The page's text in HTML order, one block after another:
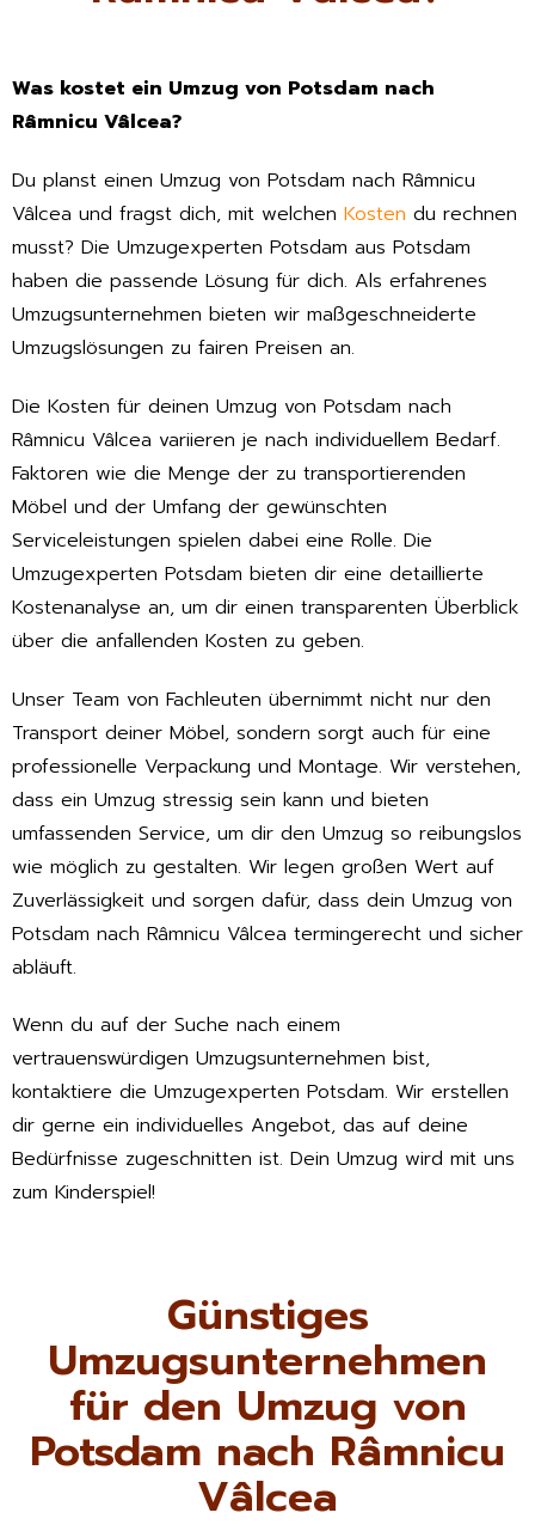
Was kostet ein Umzug von Potsdam nach
Râmnicu Vâlcea?
Du planst einen Umzug von Potsdam nach Râmnicu
Vâlcea und fragst dich, mit welchen Kosten du rechnen
musst? Die Umzugexperten Potsdam aus Potsdam
haben die passende Lösung für dich. Als erfahrenes
Umzugsunternehmen bieten wir maßgeschneiderte
Umzugslösungen zu fairen Preisen an.
Die Kosten für deinen Umzug von Potsdam nach
Râmnicu Vâlcea variieren je nach individuellem Bedarf.
Faktoren wie die Menge der zu transportierenden
Möbel und der Umfang der gewünschten
Serviceleistungen spielen dabei eine Rolle. Die
Umzugexperten Potsdam bieten dir eine detaillierte
Kostenanalyse an, um dir einen transparenten Überblick
über die anfallenden Kosten zu geben.
Unser Team von Fachleuten übernimmt nicht nur den
Transport deiner Möbel, sondern sorgt auch für eine
professionelle Verpackung und Montage. Wir verstehen,
dass ein Umzug stressig sein kann und bieten
umfassenden Service, um dir den Umzug so reibungslos
wie möglich zu gestalten. Wir legen großen Wert auf
Zuverlässigkeit und sorgen dafür, dass dein Umzug von
Potsdam nach Râmnicu Vâlcea termingerecht und sicher
abläuft.
Wenn du auf der Suche nach einem
vertrauenswürdigen Umzugsunternehmen bist,
kontaktiere die Umzugexperten Potsdam. Wir erstellen
dir gerne ein individuelles Angebot, das auf deine
Bedürfnisse zugeschnitten ist. Dein Umzug wird mit uns
zum Kinderspiel!
Günstiges
Umzugsunternehmen
für den Umzug von
Potsdam nach Râmnicu
Vâlcea